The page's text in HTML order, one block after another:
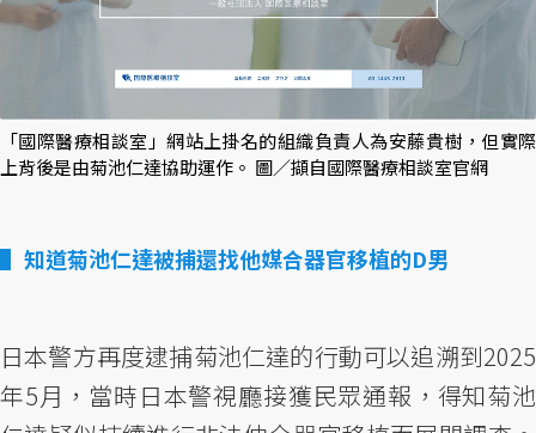
「國際醫療相談室」網站上掛名的組織負責人為安藤貴樹，但實際
上背後是由菊池仁達協助運作。 圖／擷自國際醫療相談室官網
知道菊池仁達被捕還找他媒合器官移植的D男
日本警方再度逮捕菊池仁達的行動可以追溯到2025
年5月，當時日本警視廳接獲民眾通報，得知菊池